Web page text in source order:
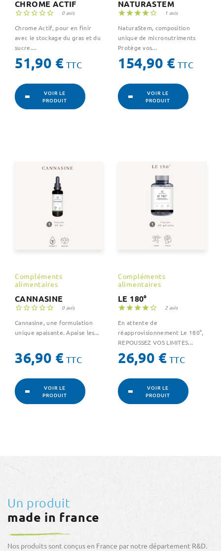
CHROME ACTIF
 0 avis
Chrome Actif, pour en finir
avec le stockage du gras et du
sucre....
Prix
51,90 € TTC
VOIR LE
PRODUIT
NATURASTEM
 1 avis
NaturaStem, composition
unique de micronutriments
Protège vos...
Prix
154,90 € TTC
VOIR LE
PRODUIT
Compléments
alimentaires
CANNASINE
 0 avis
Cannasine, une formulation
unique apaisante. Apaise les...
Prix
36,90 € TTC
VOIR LE
PRODUIT
Compléments
alimentaires
LE 180°
 2 avis
En attente de
réapprovisionnement Le 180°,
REPOUSSEZ VOS LIMITES...
Prix
26,90 € TTC
VOIR LE
PRODUIT
Un produit
made in france
Nos produits sont conçus en France par notre département R&D.